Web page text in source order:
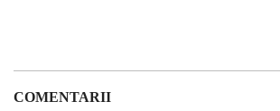
COMENTARII